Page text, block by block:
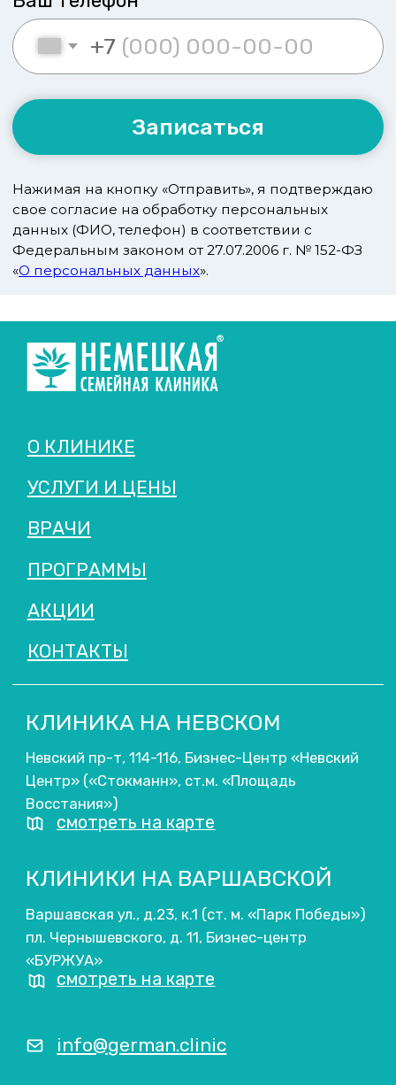
КЛИНИКИ НА ВАРШАВСКОЙ
смотреть на карте
Варшавская ул., д.23, к.1 (ст. м. «Парк Победы»)
пл. Чернышевского, д. 11, Бизнес-центр
Политика конфиденциальности
Политика обработки персональных данных
ИМЕЮТСЯ ПРОТИВОПОКАЗАНИЯ. НЕОБХОДИМА